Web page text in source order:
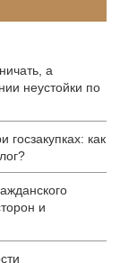
а
неустойки по
как
и